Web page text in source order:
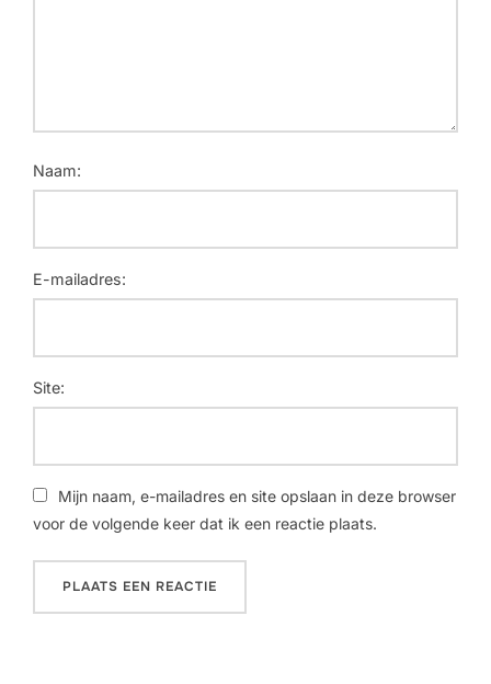
Naam:
E-mailadres:
Site:
Mijn naam, e-mailadres en site opslaan in deze browser
voor de volgende keer dat ik een reactie plaats.